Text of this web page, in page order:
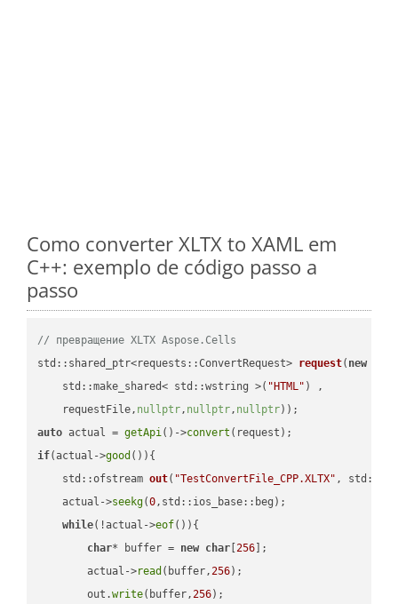
Como converter XLTX to XAML em
C++: exemplo de código passo a
passo
// превращение XLTX Aspose.Cells
std::shared_ptr<requests::ConvertRequest> request( new
    std::make_shared< std::wstring >(
"HTML" ) ,
    requestFile,
nullptr, nullptr, nullptr))
auto actual = getApi()->convert
if(actual->good ()){
std::ofstream out( "TestConvertFile_CPP.XLTX" ,
    actual->
seekg(0,std::ios_base::beg);
while(!actual->eof()){
char* buffer = new char [256 ];
        actual->
read (buffer,256);
        out.
write(buffer,256);